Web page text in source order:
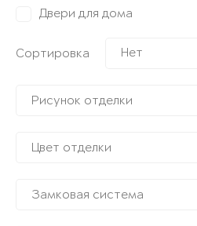
Двери для дома
Сортировка Нет
Рисунок отделки
Цвет отделки
Замковая система